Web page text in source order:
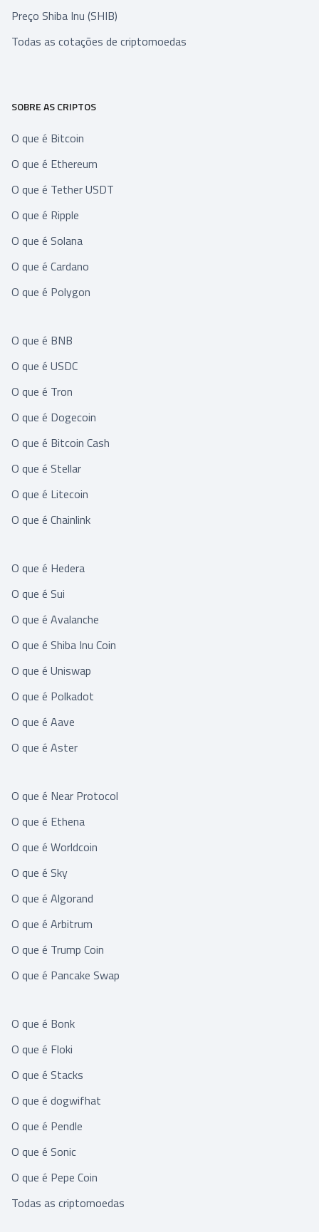
Preço Shiba Inu (SHIB)
Todas as cotações de criptomoedas
SOBRE AS CRIPTOS
O que é Bitcoin
O que é Ethereum
O que é Tether USDT
O que é Ripple
O que é Solana
O que é Cardano
O que é Polygon
O que é BNB
O que é USDC
O que é Tron
O que é Dogecoin
O que é Bitcoin Cash
O que é Stellar
O que é Litecoin
O que é Chainlink
O que é Hedera
O que é Sui
O que é Avalanche
O que é Shiba Inu Coin
O que é Uniswap
O que é Polkadot
O que é Aave
O que é Aster
O que é Near Protocol
O que é Ethena
O que é Worldcoin
O que é Sky
O que é Algorand
O que é Arbitrum
O que é Trump Coin
O que é Pancake Swap
O que é Bonk
O que é Floki
O que é Stacks
O que é dogwifhat
O que é Pendle
O que é Sonic
O que é Pepe Coin
Todas as criptomoedas